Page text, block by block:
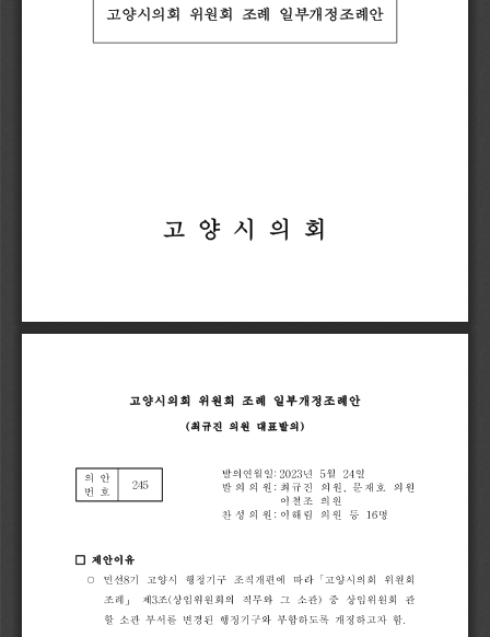
고양시의회 위원회 조례 일부개정조례안
고 양 시 의 회
고양시의회 위원회 조례 일부개정조례안
( 최규진 의원 대표발의)
□
제안이유
○
민선8기 고양시 행정기구 조직개편에 따라 「고양시의회
위원회
조례 」 제3조(상임위원회의 직무와 그 소관) 중 상임위원회
관
할 소관 부서를 변경된 행정기구와 부합하도록 개정하고자 함
의
안
번
호
245
발의연월일:
발 의 의 원 :
찬 성 의 원 :
2023년 5월 24일
최규진
의원 문재호
의원
이철조
의원
이해림
의원 등 16명